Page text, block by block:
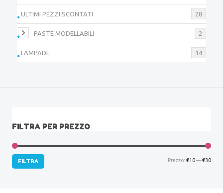
ULTIMI PEZZI SCONTATI 28
PASTE MODELLABILI 2
LAMPADE 14
FILTRA PER PREZZO
FILTRA Prezzo: €10—€30